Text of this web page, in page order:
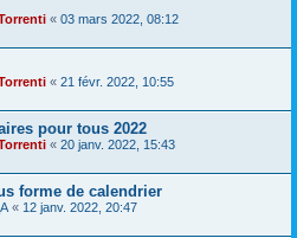
« 03 mars 2022, 08:12
« 21 févr. 2022, 10:55
pour tous 2022
« 20 janv. 2022, 15:43
forme de calendrier
« 12 janv. 2022, 20:47